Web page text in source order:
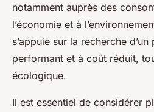
notamment auprès des
l’économie et à
s’appuie sur la recherche
performant et à coût réduit,
écologique.
Il est essentiel de considérer